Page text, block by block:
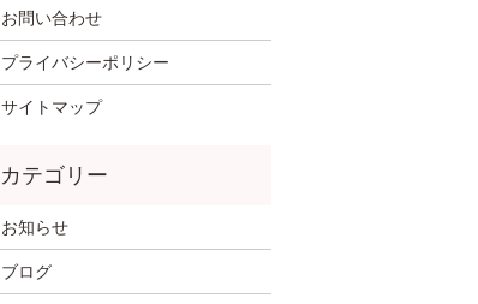
お問い合わせ
プライバシーポリシー
サイトマップ
お知らせ
ブログ